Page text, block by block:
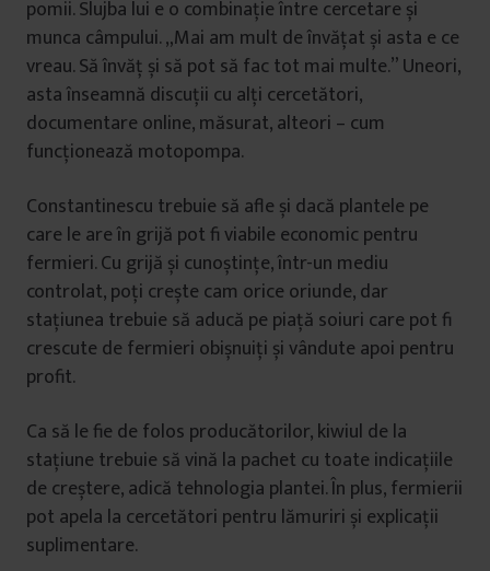
pomii. Slujba lui e o combinație între cercetare și
munca câmpului. „Mai am mult de învățat și asta e ce
vreau. Să învăț și să pot să fac tot mai multe.” Uneori,
asta înseamnă discuții cu alți cercetători,
documentare online, măsurat, alteori – cum
funcționează motopompa.
Constantinescu trebuie să afle și dacă plantele pe
care le are în grijă pot fi viabile economic pentru
fermieri. Cu grijă și cunoștințe, într-un mediu
controlat, poți crește cam orice oriunde, dar
stațiunea trebuie să aducă pe piață soiuri care pot fi
crescute de fermieri obișnuiți și vândute apoi pentru
profit.
Ca să le fie de folos producătorilor, kiwiul de la
stațiune trebuie să vină la pachet cu toate indicațiile
de creștere, adică tehnologia plantei. În plus, fermierii
pot apela la cercetători pentru lămuriri și explicații
suplimentare.